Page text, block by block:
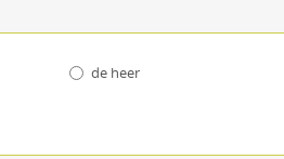
de heer